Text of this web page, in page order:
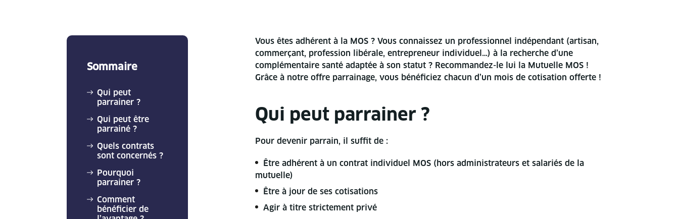
Sommaire
Qui peut
parrainer ?
Qui peut être
parrainé ?
Quels contrats
sont concernés ?
Pourquoi
parrainer ?
Comment
bénéficier de
Vous êtes adhérent à la MOS ? Vous connaissez un professionnel indépendant (artisan,
commerçant, profession libérale, entrepreneur individuel…) à la recherche d’une
complémentaire santé adaptée à son statut ? Recommandez-le lui la Mutuelle MOS !
Grâce à notre offre parrainage, vous bénéficiez chacun d’un mois de cotisation offerte !
Qui peut parrainer ?
Pour devenir parrain, il suffit de :
Être adhérent à un contrat individuel MOS (hors administrateurs et salariés de la
mutuelle)
Être à jour de ses cotisations
Agir à titre strictement privé